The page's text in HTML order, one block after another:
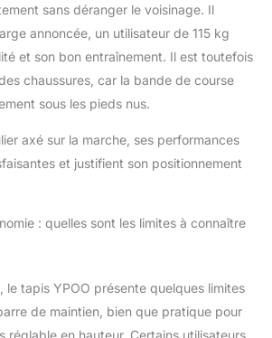
sans déranger le voisinage. Il
annoncée, un utilisateur de 115 kg
et son bon entraînement. Il est toutefois
chaussures, car la bande de course
sous les pieds nus.
axé sur la marche, ses performances
et justifient son positionnement
: quelles sont les limites à connaître
le tapis YPOO présente quelques limites
de maintien, bien que pratique pour
réglable en hauteur. Certains utilisateurs,